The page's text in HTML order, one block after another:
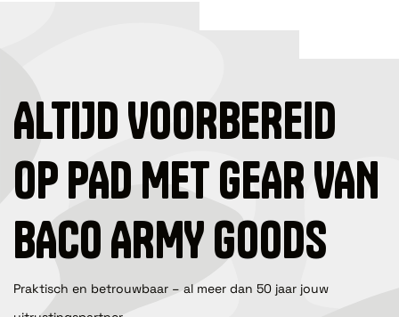
ALTIJD VOORBEREID
OP PAD MET GEAR VAN
BACO ARMY GOODS
Praktisch en betrouwbaar – al meer dan 50 jaar jouw